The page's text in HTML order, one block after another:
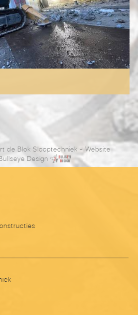
de Blok Slooptechniek- Website
Design